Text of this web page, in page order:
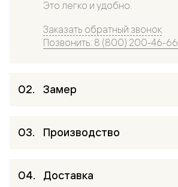
Это легко и удобно.
Заказать обратный звонок
Позвонить: 8 (800) 200-46-66
Замер
Производство
Доставка